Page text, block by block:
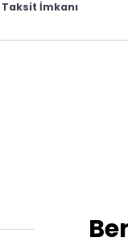
Taksit İmkanı